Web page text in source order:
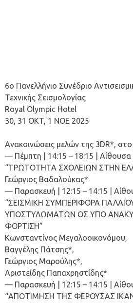
6ο Πανελλήνιο Συνέδριο
Τεχνικής Σεισμολογίας
Royal Olympic Hotel
30, 31 OKT, 1 ΝΟΕ 2025
Ανακοινώσεις μελών της 3DR*, στο
— Πέμπτη | 14:15 – 18:15 | Αίθουσα
“ΤΡΩΤΟΤΗΤΑ ΣΧΟΛΕΙΩΝ ΣΤΗΝ
Γεώργιος Βαδαλούκας*
— Παρασκευή | 12:15 – 14:15 |
“ΣΕΙΣΜΙΚΗ ΣΥΜΠΕΡΙΦΟΡΑ
ΥΠΟΣΤΥΛΩΜΑΤΩΝ ΟΣ ΥΠΟ
ΦΟΡΤΙΣΗ”
Κωνσταντίνος Μεγαλοοικονόμου,
Βαγγέλης Πάτσης*,
Γεώργιος Μαρούλης*,
Αριστείδης Παπαχρηστίδης*
— Παρασκευή | 12:15 – 14:15 |
“ΑΠΟΤΙΜΗΣΗ ΤΗΣ ΦΕΡΟΥΣΑΣ